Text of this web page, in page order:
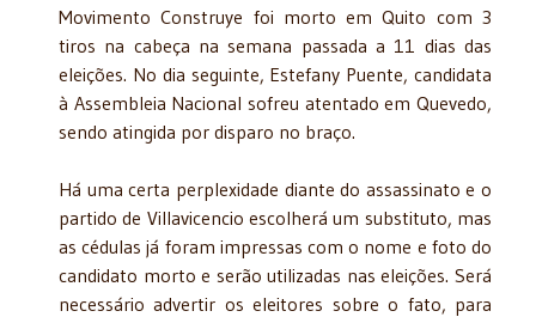
Movimento Construye foi morto em Quito com 3
tiros na cabeça na semana passada a 11 dias das
eleições. No dia seguinte, Estefany Puente, candidata
à Assembleia Nacional sofreu atentado em Quevedo,
sendo atingida por disparo no braço.
Há uma certa perplexidade diante do assassinato e o
partido de Villavicencio escolherá um substituto, mas
as cédulas já foram impressas com o nome e foto do
candidato morto e serão utilizadas nas eleições. Será
necessário advertir os eleitores sobre o fato, para